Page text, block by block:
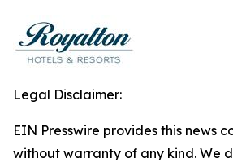
Legal Disclaimer:
EIN Presswire provides this news
without warranty of any kind. We